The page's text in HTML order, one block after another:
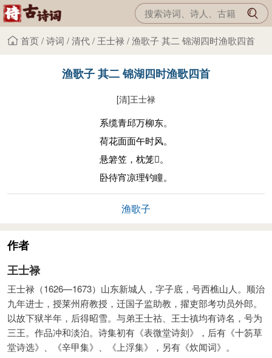
首页/诗词 /清代/ 王士禄/渔歌子 其二 锦湖四时渔歌四首
渔歌子 其二 锦湖四时渔歌四首
[清]王士禄
系缆青邱万柳东。
荷花面面午时风。
悬箬笠，枕笼𥵫。
卧待宵凉理钓瞳。
渔歌子
作者
王士禄
王士禄（1626—1673）山东新城人，字子底，号西樵山人。顺治
九年进士，授莱州府教授，迁国子监助教，擢吏部考功员外郎。
以故下狱半年，后得昭雪。与弟王士祜、王士禛均有诗名，号为
三王。作品冲和淡泊。诗集初有《表微堂诗刻》，后有《十笏草
堂诗选》、《辛甲集》、《上浮集》，另有《炊闻词》。